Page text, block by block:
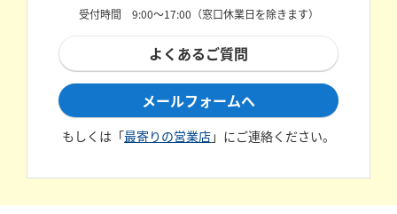
受付時間 9:00～17:00（窓口休業日を除きます）
よくあるご質問
メールフォームへ
もしくは「最寄りの営業店」にご連絡ください。